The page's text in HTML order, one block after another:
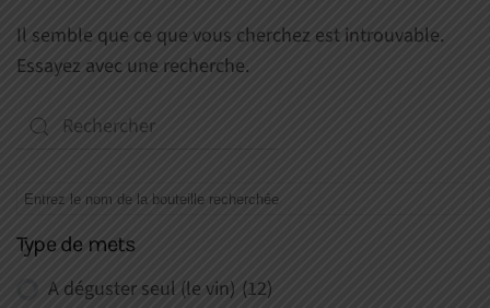
Il semble que ce que vous cherchez est introuvable.
Essayez avec une recherche.
Type de mets
A déguster seul (le vin) (12)